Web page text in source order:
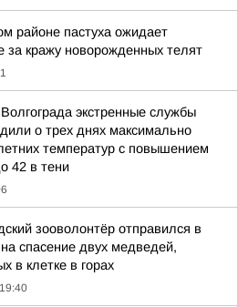
районе пастуха ожидает
за кражу новорожденных телят
экстренные службы
о трех днях максимально
температур с повышением
42 в тени
зооволонтёр отправился в
спасение двух медведей,
в клетке в горах